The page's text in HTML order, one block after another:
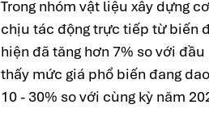
Trong nhóm vật liệu xây dựng
chịu tác động trực tiếp từ biến
hiện đã tăng hơn 7% so với
thấy mức giá phổ biến đang
10 - 30% so với cùng kỳ năm